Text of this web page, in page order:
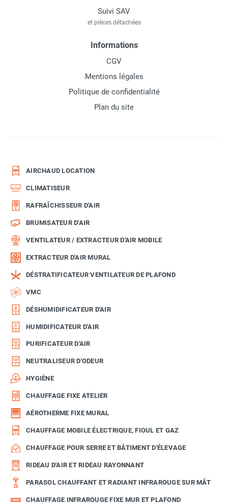
Suivi SAV
et pièces détachées
Informations
CGV
Mentions légales
Politique de confidentialité
Plan du site
AIRCHAUD LOCATION
CLIMATISEUR
RAFRAÎCHISSEUR D'AIR
BRUMISATEUR D'AIR
VENTILATEUR / EXTRACTEUR D'AIR MOBILE
EXTRACTEUR D'AIR MURAL
DÉSTRATIFICATEUR VENTILATEUR DE PLAFOND
VMC
DÉSHUMIDIFICATEUR D'AIR
HUMIDIFICATEUR D'AIR
PURIFICATEUR D'AIR
NEUTRALISEUR D'ODEUR
HYGIÈNE
CHAUFFAGE FIXE ATELIER
AÉROTHERME FIXE MURAL
CHAUFFAGE MOBILE ÉLECTRIQUE, FIOUL ET GAZ
CHAUFFAGE POUR SERRE ET BÂTIMENT D'ÉLEVAGE
RIDEAU D'AIR ET RIDEAU RAYONNANT
PARASOL CHAUFFANT ET RADIANT INFRAROUGE SUR MÂT
CHAUFFAGE INFRAROUGE FIXE MUR ET PLAFOND